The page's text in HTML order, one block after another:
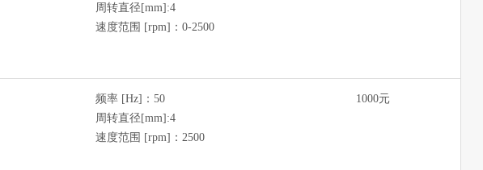
周转直径[mm]:4
速度范围 [rpm]：0-2500
频率 [Hz]：50
周转直径[mm]:4
速度范围 [rpm]：2500
1000元